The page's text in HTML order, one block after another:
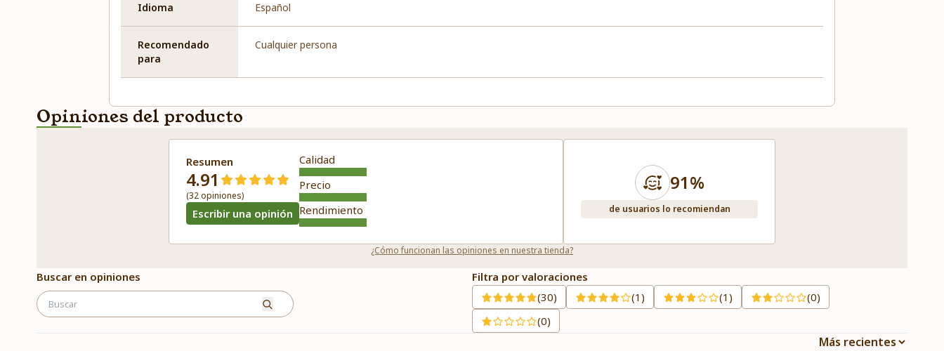
Idioma Español
Recomendado
para
Cualquier persona
Opiniones del producto
Resumen
4.91
(32 opiniones)
Escribir una opinión
Calidad
Precio
Rendimiento
91%
de usuarios lo recomiendan
¿Cómo funcionan las opiniones en nuestra tienda?
Buscar en opiniones
Filtra por valoraciones
(30)
(1) (1)
(0)
(0)